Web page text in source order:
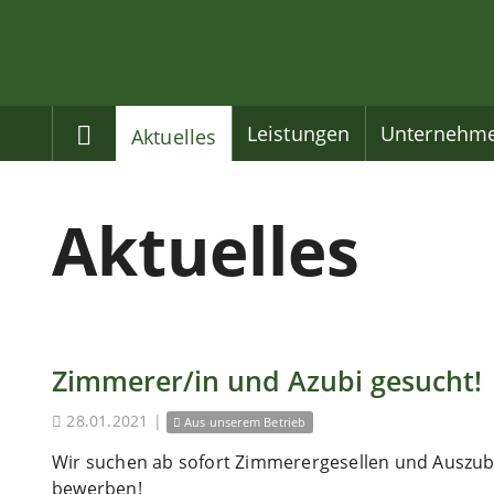
Home
Aktuelles Leistungen
Aktuelles
Zimmerer/in und Azubi gesucht!
28.01.2021 | Aus unserem Betrieb
Wir suchen ab sofort Zimmerergesellen und
bewerben!